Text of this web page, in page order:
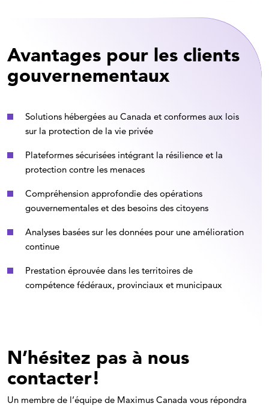
Avantages pour les clients
gouvernementaux
Solutions hébergées au Canada et conformes aux lois
sur la protection de la vie privée
Plateformes sécurisées intégrant la résilience et la
protection contre les menaces
Compréhension approfondie des opérations
gouvernementales et des besoins des citoyens
Analyses basées sur les données pour une amélioration
continue
Prestation éprouvée dans les territoires de
compétence fédéraux, provinciaux et municipaux
N’hésitez pas à nous
contacter!
Un membre de l’équipe de Maximus Canada vous répondra